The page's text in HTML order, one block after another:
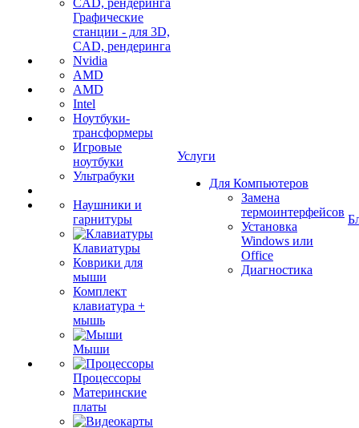
Графические
станции - для 3D,
CAD, рендеринга
Nvidia
AMD
AMD
Intel
Ноутбуки-
трансформеры
Игровые
ноутбуки
Ультрабуки
Наушники и
гарнитуры
Клавиатуры
Коврики для
мыши
Комплект
клавиатура +
мышь
Мыши
Процессоры
Материнские
платы
Услуги
Для Компьютеров
Замена
термоинтерфейсов
Установка
Windows или
Office
Диагностика